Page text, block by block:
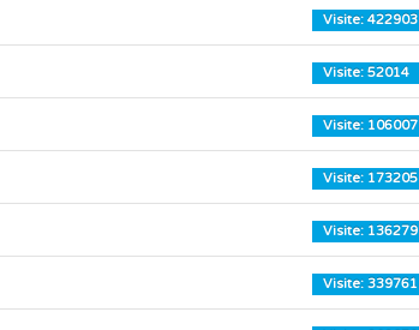
Visite: 422903
Visite: 52014
Visite: 106007
Visite: 173205
Visite: 136279
Visite: 339761